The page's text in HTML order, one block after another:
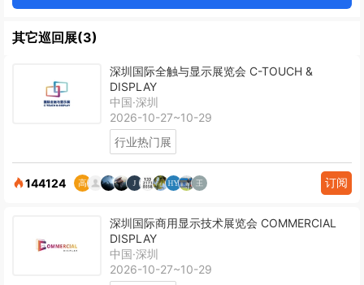
其它巡回展(3)
深圳国际全触与显示展览会 C-TOUCH &
DISPLAY
中国·深圳
2026-10-27~10-29
行业热门展
144124 订阅
深圳国际商用显示技术展览会 COMMERCIAL
DISPLAY
中国·深圳
2026-10-27~10-29